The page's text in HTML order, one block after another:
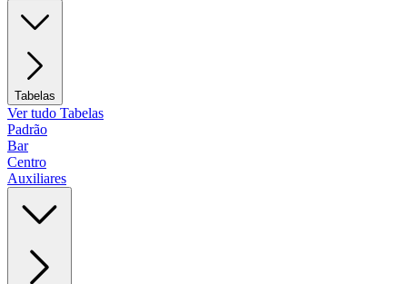
Tabelas
Ver tudo Tabelas
Padrão
Bar
Centro
Auxiliares